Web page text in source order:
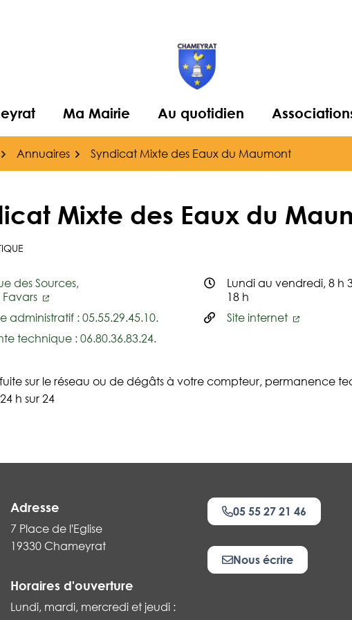
Ma Mairie Au quotidien
Annuaires Syndicat Mixte des Eaux du Maumont
Mixte des Eaux du
des Sources,
Favars
administratif : 05.55.29.45.10.
technique : 06.80.36.83.24.
Lundi au vendredi, 8 h
18 h
Site internet
sur le réseau ou de dégâts à votre compteur, permanence
h sur 24
Adresse
7 Place de l'Eglise
19330 Chameyrat
Horaires d'ouverture
Lundi, mardi, mercredi et jeudi :
05 55 27 21 46
Nous écrire